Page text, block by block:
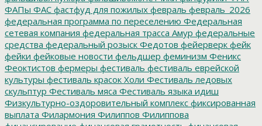
ФАПы ФАС фастфуд для пожилых февраль февраль_2026
федеральная программа по переселению Федеральная
сетевая компания федеральная трасса Амур федеральные
средства федеральный розыск Федотов фейерверк фейк
фейки фейковые новости фельдшер феминизм Феникс
Феоктистов фермеры фестиваль фестиваль еврейской
культуры фестиваль красок Холи Фестиваль ледовых
скульптур Фестиваль мяса Фестиваль языка идиш
Физкультурно-оздоровительный комплекс фиксированная
выплата Филармония Филиппов Филиппова